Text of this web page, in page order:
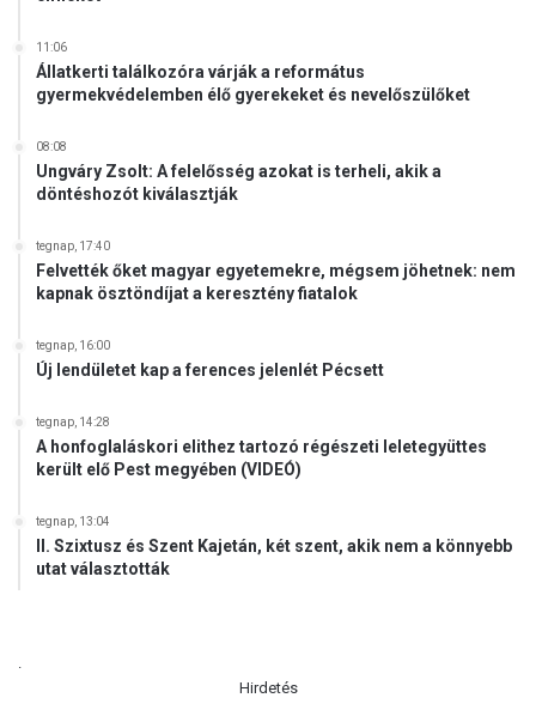
11:06
Állatkerti találkozóra várják a református
gyermekvédelemben élő gyerekeket és nevelőszülőket
08:08
Ungváry Zsolt: A felelősség azokat is terheli, akik a
döntéshozót kiválasztják
tegnap, 17:40
Felvették őket magyar egyetemekre, mégsem jöhetnek: nem
kapnak ösztöndíjat a keresztény fiatalok
tegnap, 16:00
Új lendületet kap a ferences jelenlét Pécsett
tegnap, 14:28
A honfoglaláskori elithez tartozó régészeti leletegyüttes
került elő Pest megyében (VIDEÓ)
tegnap, 13:04
II. Szixtusz és Szent Kajetán, két szent, akik nem a könnyebb
utat választották
Hirdetés